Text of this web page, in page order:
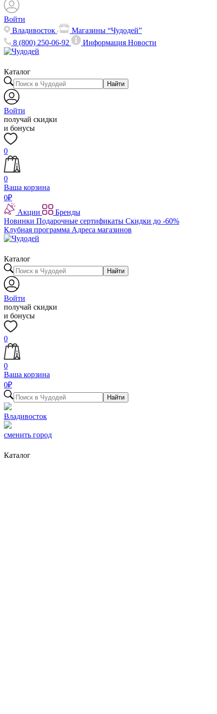
Войти
Владивосток
Магазины “Чудодей”
8 (800) 250-06-92
ИнформацияНовости
Каталог
Найти
Войти
получай скидки
и бонусы
0
0
Ваша корзина
0₽
Акции
Бренды
Новинки Подарочные сертификаты Скидки до -60%
Клубная программа Адреса магазинов
Каталог
Найти
Войти
получай скидки
и бонусы
0
0
Ваша корзина
0₽
Найти
Владивосток
сменить город
Каталог